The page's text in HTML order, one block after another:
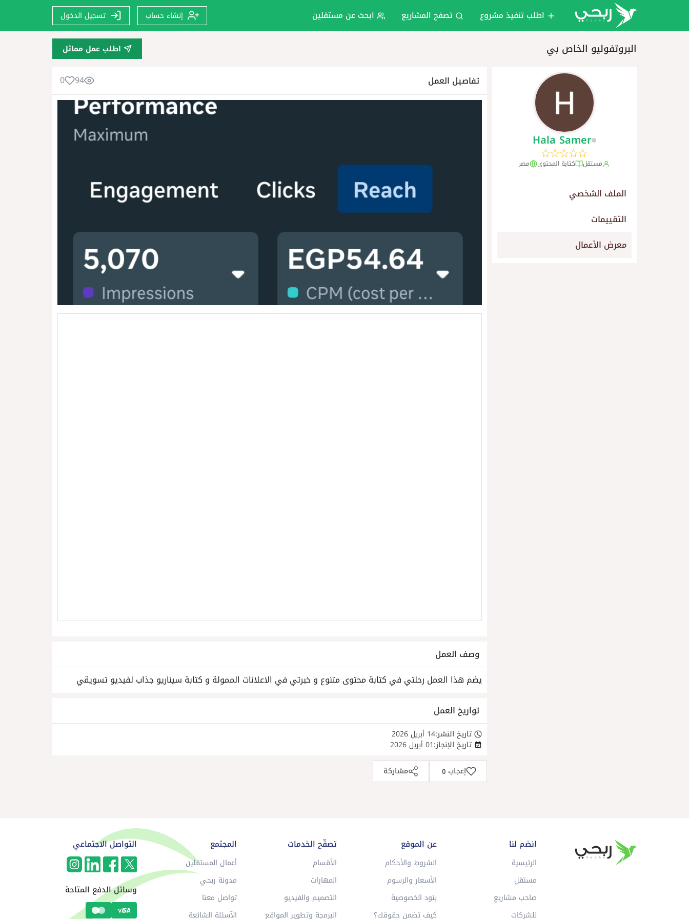
اطلب تنفيذ مشروع تصفح المشاريع ابحث عن مستقلين إنشاء حساب تسجيل الدخول
البروتفوليو الخاص بي اطلب عمل مماثل
Hala Samer
مستقل كتابة المحتوى مصر
الملف الشخصي
التقييمات
معرض الأعمال
تفاصيل العمل 94
0
وصف العمل
يضم هذا العمل رحلتي في كتابة محتوى متنوع و خبرتي في الاعلانات الممولة و كتابة سيناريو جذاب لفيديو تسويقي
تواريخ العمل
تاريخ النشر:14 أبريل 2026
تاريخ الإنجاز:01 أبريل 2026
إعجاب 0 مشاركة
انضم لنا
الرئيسية
مستقل
صاحب مشاريع
للشركات
عن الموقع
الشروط والأحكام
الأسعار والرسوم
بنود الخصوصية
كيف تضمن حقوقك؟
تصفّح الخدمات
الأقسام
المهارات
التصميم والفيديو
البرمجة وتطوير المواقع
المجتمع
أعمال المستقلين
مدونة ربحي
تواصل معنا
الآسئلة الشائعة
التواصل الاجتماعي
وسائل الدفع المتاحة